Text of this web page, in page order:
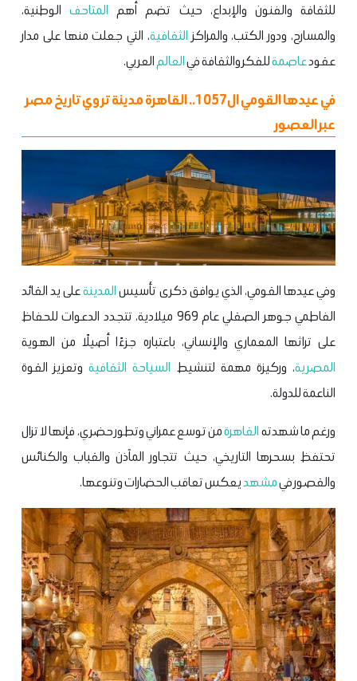
للثقافة والفنون والإبداع، حيث تضم أهم المتاحفالوطنية،
والمسارح، ودور الكتب، والمراكز الثقافية، التي جعلت منها على مدار
عقودعاصمةللفكر والثقافة فيالعالمالعربي.
في عيدها القومي ال1057.. القاهرة مدينة تروي تاريخ مصر
عبر العصور
وفي عيدها القومي، الذي يوافق ذكرى تأسيسالمدينةعلى يد القائد
الفاطمي جوهر الصقلي عام 969 ميلادية، تتجدد الدعوات للحفاظ
على تراثها المعماري والإنساني، باعتباره جزءًا أصيلًا من الهوية
المصرية، وركيزة مهمة لتنشيط السياحة الثقافيةوتعزيز القوة
الناعمة للدولة.
ورغم ما شهدتهالقاهرةمن توسع عمراني وتطور حضري، فإنها لا تزال
تحتفظ بسحرها التاريخي، حيث تتجاور المآذن والقباب والكنائس
والقصور فيمشهديعكس تعاقب الحضارات وتنوعها.